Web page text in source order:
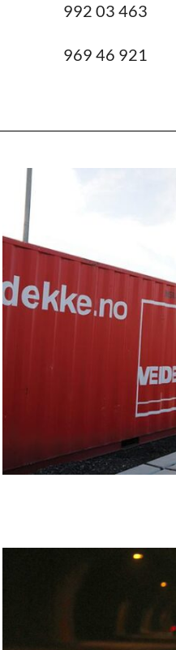
992 03 463
969 46 921